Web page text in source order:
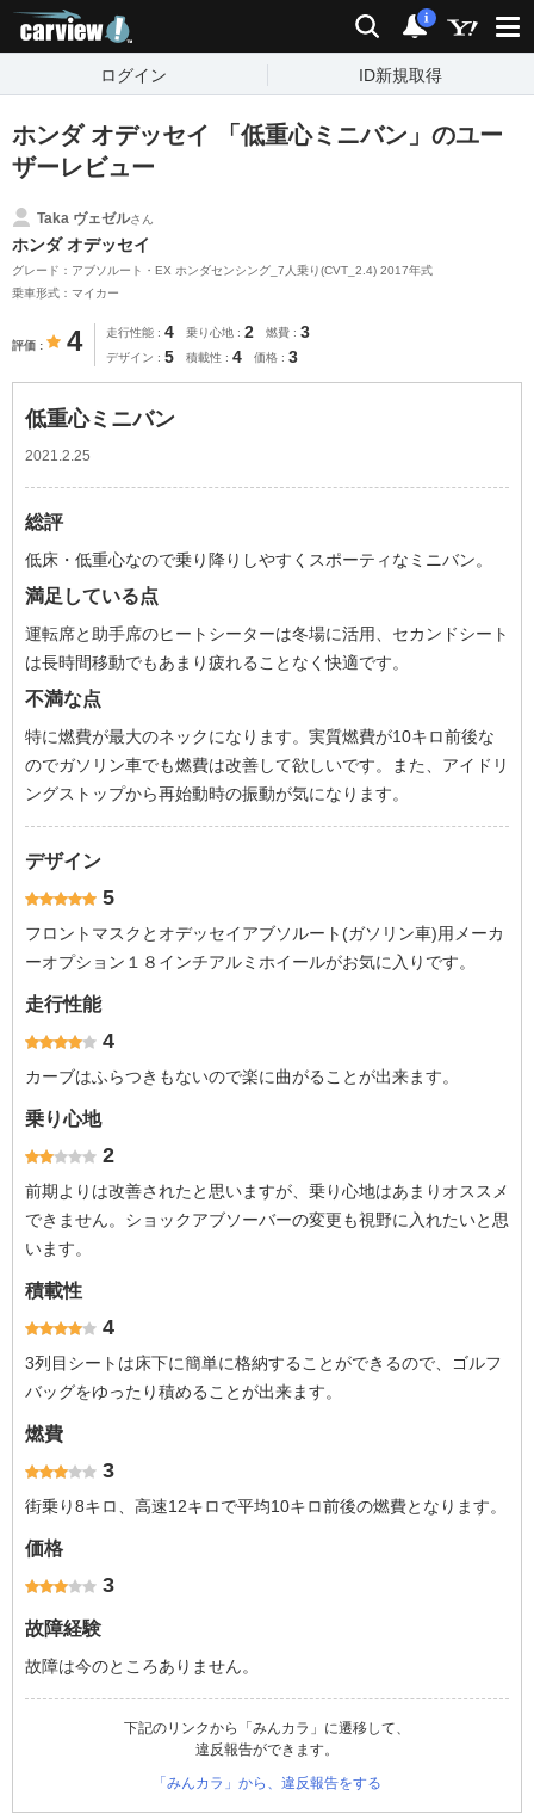
検索 通知
i
ログイン ID新規取得
ホンダ オデッセイ 「低重心ミニバン」のユー
ザーレビュー
Taka ヴェゼルさん
ホンダ オデッセイ
グレード：アブソルート・EX ホンダセンシング_7人乗り(CVT_2.4) 2017年式
乗車形式：マイカー
評価 4 走行性能 4 乗り心地 2 燃費 3
デザイン 5 積載性 4 価格 3
低重心ミニバン
2021.2.25
総評
低床・低重心なので乗り降りしやすくスポーティなミニバン。
満足している点
運転席と助手席のヒートシーターは冬場に活用、セカンドシート
は長時間移動でもあまり疲れることなく快適です。
不満な点
特に燃費が最大のネックになります。実質燃費が10キロ前後な
のでガソリン車でも燃費は改善して欲しいです。また、アイドリ
ングストップから再始動時の振動が気になります。
デザイン
5
フロントマスクとオデッセイアブソルート(ガソリン車)用メーカ
ーオプション１８インチアルミホイールがお気に入りです。
走行性能
4
カーブはふらつきもないので楽に曲がることが出来ます。
乗り心地
2
前期よりは改善されたと思いますが、乗り心地はあまりオススメ
できません。ショックアブソーバーの変更も視野に入れたいと思
います。
積載性
4
3列目シートは床下に簡単に格納することができるので、ゴルフ
バッグをゆったり積めることが出来ます。
燃費
3
街乗り8キロ、高速12キロで平均10キロ前後の燃費となります。
価格
3
故障経験
故障は今のところありません。
下記のリンクから「みんカラ」に遷移して、
違反報告ができます。
「みんカラ」から、違反報告をする